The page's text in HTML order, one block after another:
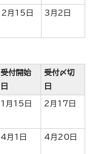
2月15日 3月2日
受付開始
日
受付〆切
日
1月15日 2月17日
4月1日 4月20日